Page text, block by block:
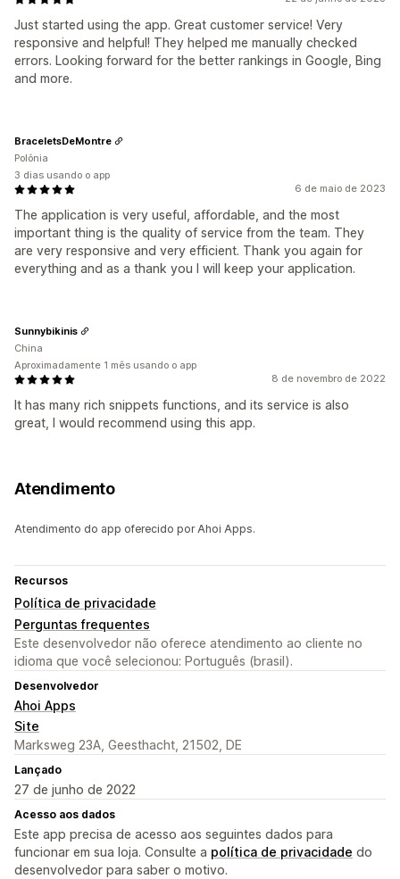
Just started using the app. Great customer service! Very
responsive and helpful! They helped me manually checked
errors. Looking forward for the better rankings in Google, Bing
and more.
6 de maio de 2023
The application is very useful, affordable, and the most
important thing is the quality of service from the team. They
are very responsive and very efficient. Thank you again for
everything and as a thank you I will keep your application.
BraceletsDeMontre
Polônia
3 dias usando o app
8 de novembro de 2022
It has many rich snippets functions, and its service is also
great, I would recommend using this app.
Sunnybikinis
China
Aproximadamente 1 mês usando o app
Atendimento
Atendimento do app oferecido por Ahoi Apps.
Recursos
Política de privacidade
Perguntas frequentes
Este desenvolvedor não oferece atendimento ao cliente no
idioma que você selecionou: Português (brasil).
Desenvolvedor
Ahoi Apps
Site
Marksweg 23A, Geesthacht, 21502, DE
Lançado
27 de junho de 2022
Acesso aos dados
Este app precisa de acesso aos seguintes dados para
funcionar em sua loja. Consulte a política de privacidade do
desenvolvedor para saber o motivo.